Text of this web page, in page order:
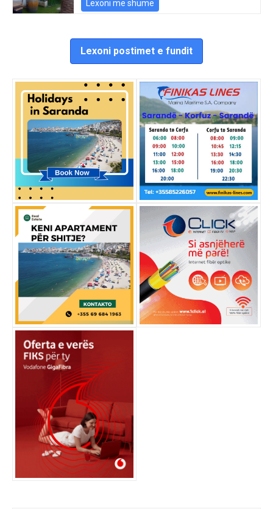
Lexoni më shumë
Lexoni postimet e fundit